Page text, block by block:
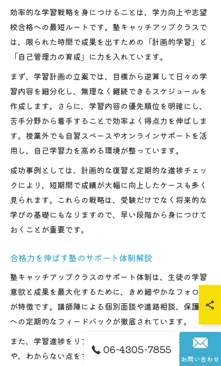
効率的な学習戦略を身につけることは、学力向上や志望
校合格への最短ルートです。塾キャッチアップクラスで
は、限られた時間で成果を出すための「計画的学習」と
「自己管理力の育成」に力を入れています。
まず、学習計画の立案では、目標から逆算して日々の学
習内容を細分化し、無理なく継続できるスケジュールを
作成します。さらに、学習内容の優先順位を明確にし、
苦手分野から着手することで効率よく得点力を伸ばしま
す。授業外でも自習スペースやオンラインサポートを活
用し、自己学習力を高める環境が整っています。
成功事例としては、計画的な復習と定期的な進捗チェッ
クにより、短期間で成績が大幅に向上したケースも多く
見られます。これらの戦略は、受験だけでなく将来的な
学びの基礎にもなりますので、早い段階から身につけて
おくことが重要です。
合格力を伸ばす塾のサポート体制解説
塾キャッチアップクラスのサポート体制は、生徒の学習
意欲と成果を最大化するために、きめ細やかなフォロー
が特徴です。講師陣による個別面談や進路相談、保護者
への定期的なフィードバックが徹底されています。
また、学習進捗をリアルタイムで把握できるシステム
や、わからない点をすぐに質問できる環境が整ってお
06-4305-7855
お問い合わせ